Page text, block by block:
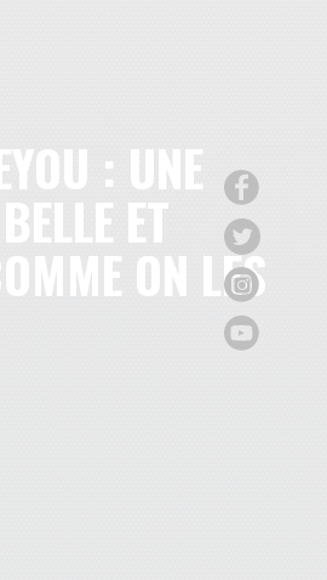
: UNE
ET
ON LES